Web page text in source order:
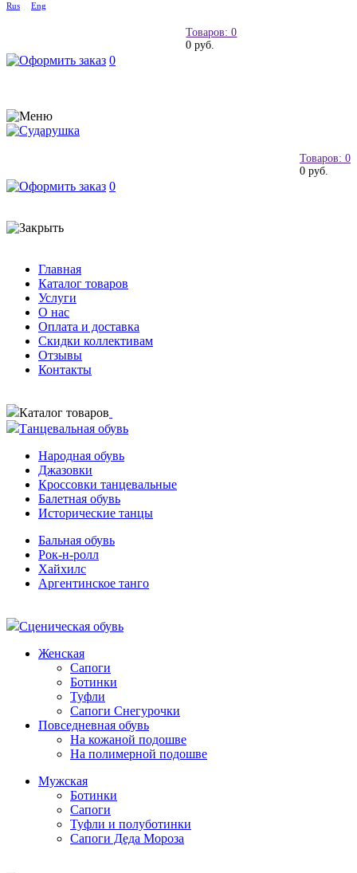
Rus Eng
Товаров: 0
0 руб.
0
Товаров: 0
0 руб.
0
Главная
Каталог товаров
Услуги
О нас
Оплата и доставка
Скидки коллективам
Отзывы
Контакты
Каталог товаров
Танцевальная обувь
Народная обувь
Джазовки
Кроссовки танцевальные
Балетная обувь
Исторические танцы
Бальная обувь
Рок-н-ролл
Хайхилс
Аргентинское танго
Сценическая обувь
Женская
Сапоги
Ботинки
Туфли
Сапоги Снегурочки
Повседневная обувь
На кожаной подошве
На полимерной подошве
Мужская
Ботинки
Сапоги
Туфли и полуботинки
Сапоги Деда Мороза